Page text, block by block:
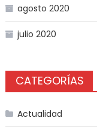
agosto 2020
julio 2020
CATEGORÍAS
Actualidad